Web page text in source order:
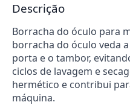
Descrição
Borracha do óculo para
borracha do óculo veda
porta e o tambor,
ciclos de lavagem e
hermético e contribui
máquina.